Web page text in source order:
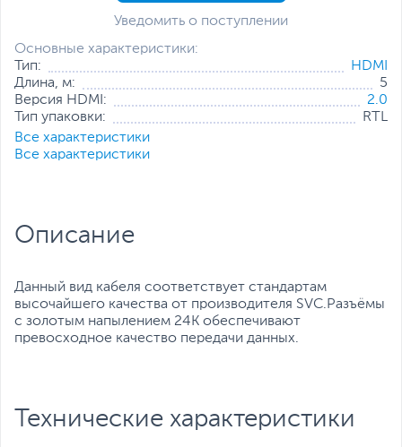
Основные характеристики:
Тип:
HDMI
Длина, м:
5
Версия HDMI:
2.0
Тип упаковки:
RTL
Все характеристики
Все характеристики
Уведомить о поступлении
Описание
Данный вид кабеля соответствует стандартам
высочайшего качества от производителя SVC.Разъёмы
с золотым напылением 24K обеспечивают
превосходное качество передачи данных.
Технические характеристики